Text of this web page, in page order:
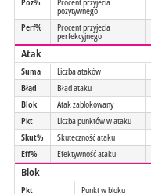
pozytywnego
Perf%
Procent przyjecia
perfekcyjnego
Atak
Suma Liczba ataków
Błąd
Błąd ataku
Blok
Atak zablokowany
Pkt
Liczba punktów w ataku
Skut%
Skuteczność ataku
Eff%
Efektywność ataku
Blok
Pkt Punkt w bloku